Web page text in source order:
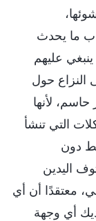
ما يحدث
عليهم
النزاع حول
لأنها
التي تنشأ
دون
اليدين
أن أي
أي وجهة